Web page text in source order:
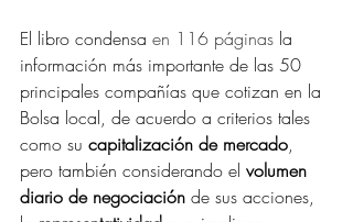
El libro condensa en 116 páginas la
información más importante de las 50
principales compañías que cotizan en la
Bolsa local, de acuerdo a criterios tales
como su capitalización de mercado,
pero también considerando el volumen
diario de negociación de sus acciones,